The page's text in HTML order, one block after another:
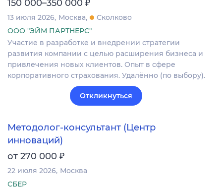
150 000–350 000
13 июля 2026 Москва
Сколково
ООО "ЭЙМ ПАРТНЕРС"
Участие в разработке и внедрении стратегии
развития компании с целью расширения бизнеса и
привлечения новых клиентов. Опыт в сфере
корпоративного страхования. Удалённо (по выбору).
Откликнуться
Методолог-консультант (Центр
инноваций)
от 270 000 ₽
22 июля 2026 Москва
СБЕР